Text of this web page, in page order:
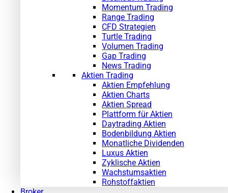
Momentum Trading
Range Trading
CFD Strategien
Turtle Trading
Volumen Trading
Gap Trading
News Trading
Aktien Trading
Aktien Empfehlung
Aktien Charts
Aktien Spread
Plattform für Aktien
Daytrading Aktien
Bodenbildung Aktien
Monatliche Dividenden
Luxus Aktien
Zyklische Aktien
Wachstumsaktien
Rohstoffaktien